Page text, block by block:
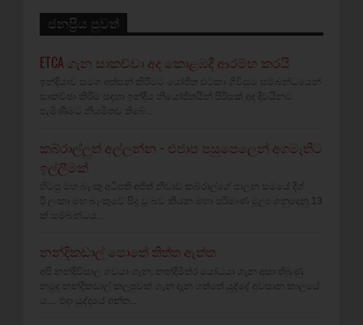
ජනප්‍රිය පුවත්
ETCA ගැන සාකච්චා අද කොළඹදී ආරම්භ කරයි
ඉන්දියාව සමග අත්සන් කිරීමට යෝජිත එට්කා ගිවිසුම සම්බන්ධයෙන්
සාකච්ඡා කිරීම සඳහා ඉන්දීය නියෝජිතයින් පිරිසක් අද දිවයිනට
පැමිණීමට නියමිතව තිබේ...
කබ්රාල්ලුත් අල්ලන්න - එජාප පසුපෙලෙන් අගමැතිට
ඉල්ලීමක්
හිටපු මහ බැංකු අධිපති අජිත් නිවාඩ් කබ්රාල්ගේ පාලන සමයේ දීශ්‍
රී ලංකා මහ බැංකුවේ සිදු වූ බව කියන මහා පරිමාණ මූල්‍ය ගනුදෙනු 13
ක් සම්බන්ධය...
නන්දිකඩාල් පොතේ තිත්ත ඇත්ත
අපි නන්දිවිසාල ගවයා ගැන, නන්දිමිත්ර යෝධයා ගැන අසා තිබුණු
නමුදු නන්දිකඩාල් කලපුවක් ගැන දැන ගත්තේ යුද්දේ අවසාන කාලයේ
ය.... එදා යුද්දයේ අන්ත...